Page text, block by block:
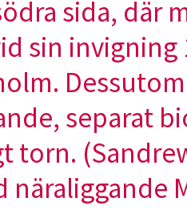
sida, där
sin invigning
separat
torn.
näraliggande